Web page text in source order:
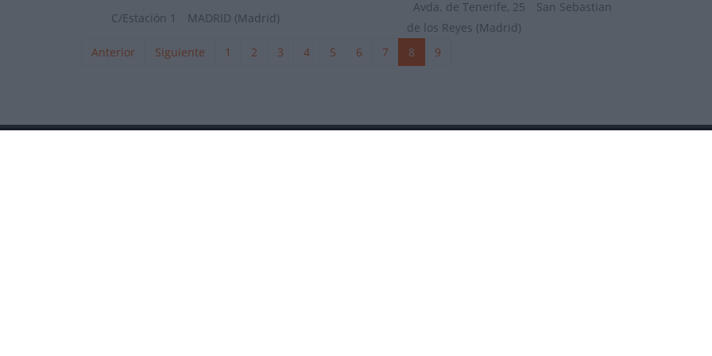
C/Estación 1 MADRID (Madrid)
Avda. de Tenerife, 25
San Sebastian
de los Reyes (Madrid)
Anterior
Siguiente 1 2 3 4 5 6 7 8 9